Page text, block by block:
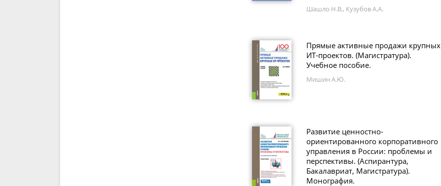
Шашло Н.В., Кузубов А.А.
Прямые активные продажи крупных
ИТ-проектов. (Магистратура).
Учебное пособие.
Мишин А.Ю.
Развитие ценностно-
ориентированного корпоративного
управления в России: проблемы и
перспективы. (Аспирантура,
Бакалавриат, Магистратура).
Монография.